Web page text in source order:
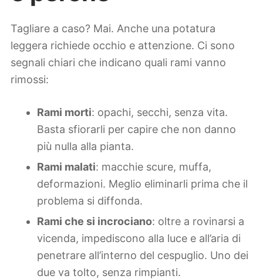
Tagliare a caso? Mai. Anche una potatura
leggera richiede occhio e attenzione. Ci sono
segnali chiari che indicano quali rami vanno
rimossi:
Rami morti: opachi, secchi, senza vita.
Basta sfiorarli per capire che non danno
più nulla alla pianta.
Rami malati: macchie scure, muffa,
deformazioni. Meglio eliminarli prima che il
problema si diffonda.
Rami che si incrociano: oltre a rovinarsi a
vicenda, impediscono alla luce e all’aria di
penetrare all’interno del cespuglio. Uno dei
due va tolto, senza rimpianti.